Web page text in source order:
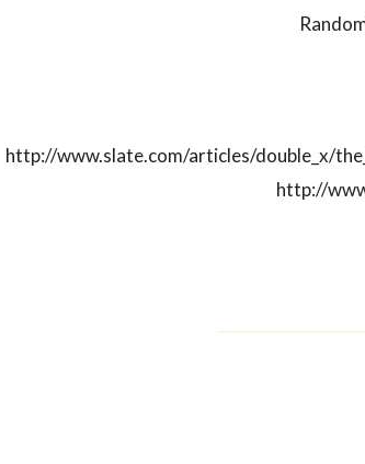
http://www.slate.com/articles/double_x/
http://